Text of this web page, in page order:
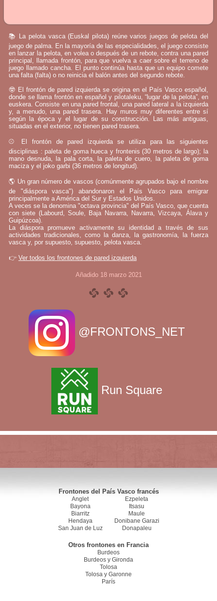
📚 La pelota vasca (Euskal pilota) reúne varios juegos de pelota del
juego de palma. En la mayoría de las especialidades, el juego consiste
en lanzar la pelota, en volea o después de un rebote, contra una pared
principal, llamada frontón, para que vuelva a caer sobre el terreno de
juego llamado cancha. El punto continúa hasta que un equipo comete
una falta (falta) o no reinicia el balón antes del segundo rebote.
🤓 El frontón de pared izquierda se origina en el País Vasco español,
donde se llama frontón en español y pilotaleku, “lugar de la pelota”, en
euskera. Consiste en una pared frontal, una pared lateral a la izquierda
y, a menudo, una pared trasera. Hay muros muy diferentes entre sí
según la época y el lugar de su construcción. Las más antiguas,
situadas en el exterior, no tienen pared trasera.
⚾ El frontón de pared izquierda se utiliza para las siguientes
disciplinas : paleta de goma hueca y frontenis (30 metros de largo); la
mano desnuda, la pala corta, la paleta de cuero, la paleta de goma
maciza y el joko garbi (36 metros de longitud).
🌎 Un gran número de vascos (comúnmente agrupados bajo el nombre
de "diáspora vasca") abandonaron el País Vasco para emigrar
principalmente a América del Sur y Estados Unidos.
A veces se la denomina "octava provincia" del País Vasco, que cuenta
con siete (Labourd, Soule, Baja Navarra, Navarra, Vizcaya, Álava y
Guipúzcoa).
La diáspora promueve activamente su identidad a través de sus
actividades tradicionales, como la danza, la gastronomía, la fuerza
vasca y, por supuesto, supuesto, pelota vasca.
👉 Ver todos los frontones de pared izquierda
Añadido 18 marzo 2021
@FRONTONS_NET
Run Square
Frontones del País Vasco francés
Anglet
Bayona
Biarritz
Hendaya
San Juan de Luz
Ezpeleta
Itsasu
Maule
Donibane Garazi
Donapaleu
Otros frontones en Francia
Burdeos
Burdeos y Gironda
Tolosa
Tolosa y Garonne
París